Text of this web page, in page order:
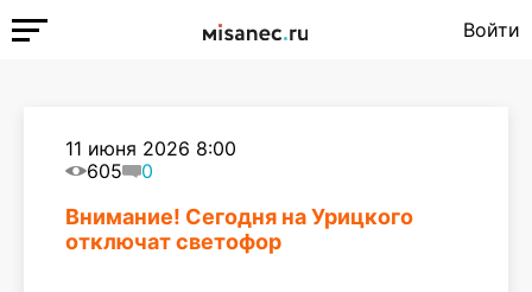
Войти
11 июня 2026 8:00
605
0
Внимание! Сегодня на Урицкого
отключат светофор